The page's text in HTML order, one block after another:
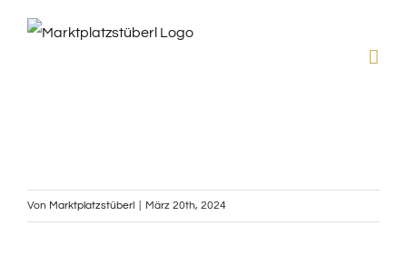
Von Marktplatzstüberl März 20th, 2024